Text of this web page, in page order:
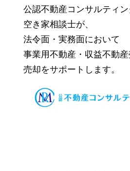
公認不動産コンサルティ
空き家相談士が、
法令面・実務面において
事業用不動産・収益不動
売却をサポートします。